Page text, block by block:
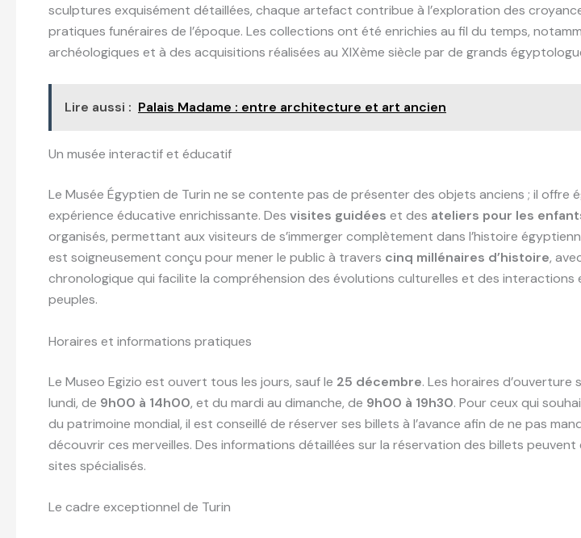
sculptures exquisément détaillées, chaque artefact contribue à l’exploration des
pratiques funéraires de l’époque. Les collections ont été enrichies au fil du temps,
archéologiques et à des acquisitions réalisées au XIXème siècle par de grands
Lire aussi : Palais Madame : entre architecture et art ancien
Un musée interactif et éducatif
Le Musée Égyptien de Turin ne se contente pas de présenter des objets anciens ; il offre
expérience éducative enrichissante. Des visites guidées et des ateliers pour les
organisés, permettant aux visiteurs de s’immerger complètement dans l’histoire
est soigneusement conçu pour mener le public à travers cinq millénaires d’histoire,
chronologique qui facilite la compréhension des évolutions culturelles et des interactions
peuples.
Horaires et informations pratiques
Le Museo Egizio est ouvert tous les jours, sauf le 25 décembre. Les horaires d’ouverture
lundi, de 9h00 à 14h00, et du mardi au dimanche, de 9h00 à 19h30. Pour ceux qui
du patrimoine mondial, il est conseillé de réserver ses billets à l’avance afin de ne pas
découvrir ces merveilles. Des informations détaillées sur la réservation des billets
sites spécialisés.
Le cadre exceptionnel de Turin